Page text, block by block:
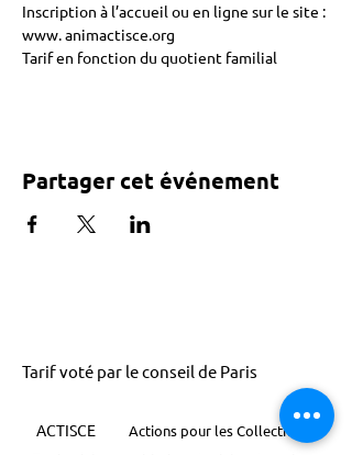
Inscription à l’accueil ou en ligne sur le site :
www. animactisce.org
Tarif en fonction du quotient familial
Partager cet événement
Tarif voté par le conseil de Paris
ACTISCE
Actions pour les Collectivités